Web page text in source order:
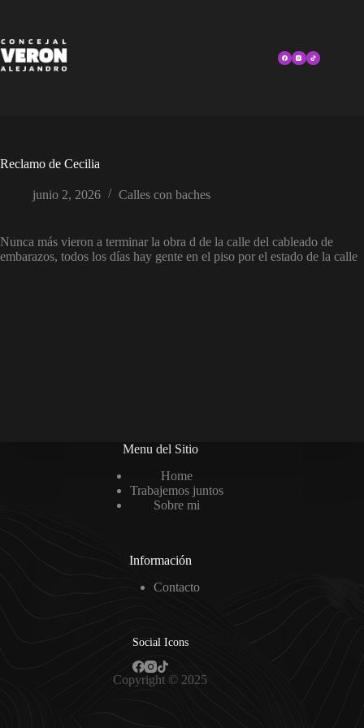
Reclamo de Cecilia
junio 2, 2026 Calles con baches
Nunca más vieron a terminar la obra d de la calle del cableado de
embarazos, todos los días hay gente en el piso por el estado de la calle
Menu del Sitio
Home
Trabajemos juntos
Sobre mi
Información
Contacto
Social Icons
Copyright © 2025